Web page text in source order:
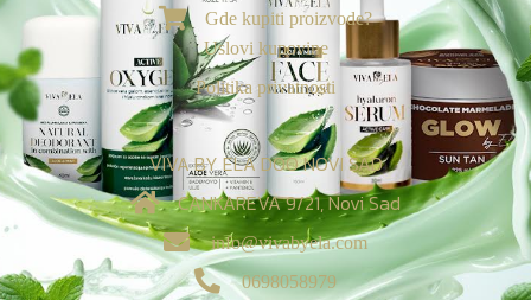
Gde kupiti proizvode?
Uslovi kupovine
Politika privatnosti
VIVA BY ELA DOO NOVI SAD
CANKAREVA 9/21, Novi Sad
info@vivabyela.com
0698058979
Loyalty & Preporuka
Spojite porudžbine i uzmite poklone🎁
›
⭐ Tvoj Viva sistem vernosti ›
✍️
Viva nagrade za recenzije:
Tvoji rezultati donose besplatne proizvode! 🎁
✨
›